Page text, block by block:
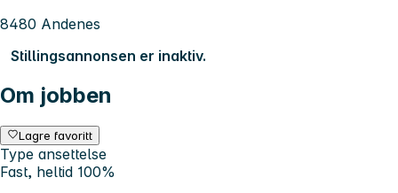
8480 Andenes
Stillingsannonsen er inaktiv.
Om jobben
Lagre favoritt
Type ansettelse
Fast, heltid 100%